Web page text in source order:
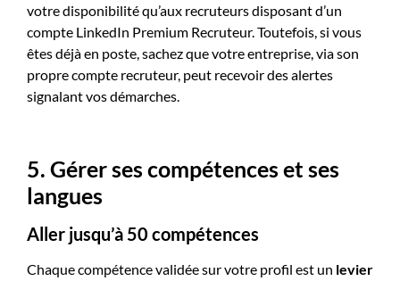
votre disponibilité qu’aux recruteurs disposant d’un
compte LinkedIn Premium Recruteur. Toutefois, si vous
êtes déjà en poste, sachez que votre entreprise, via son
propre compte recruteur, peut recevoir des alertes
signalant vos démarches.
5. Gérer ses compétences et ses
langues
Aller jusqu’à 50 compétences
Chaque compétence validée sur votre profil est un levier